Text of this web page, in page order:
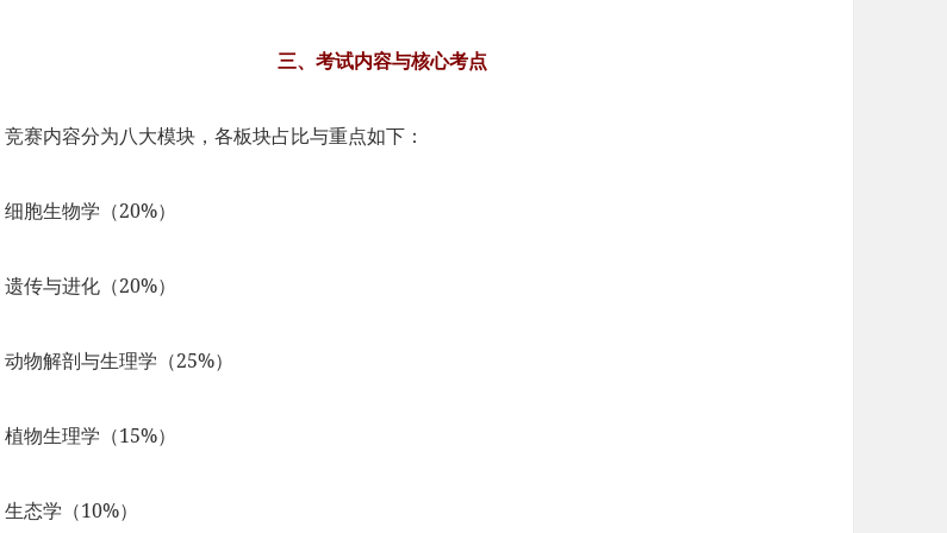
三、考试内容与核心考点
竞赛内容分为八大模块，各板块占比与重点如下：
细胞生物学（20%）​​
遗传与进化（20%）​​
动物解剖与生理学（25%）​​
植物生理学（15%）​​
生态学（10%）​​